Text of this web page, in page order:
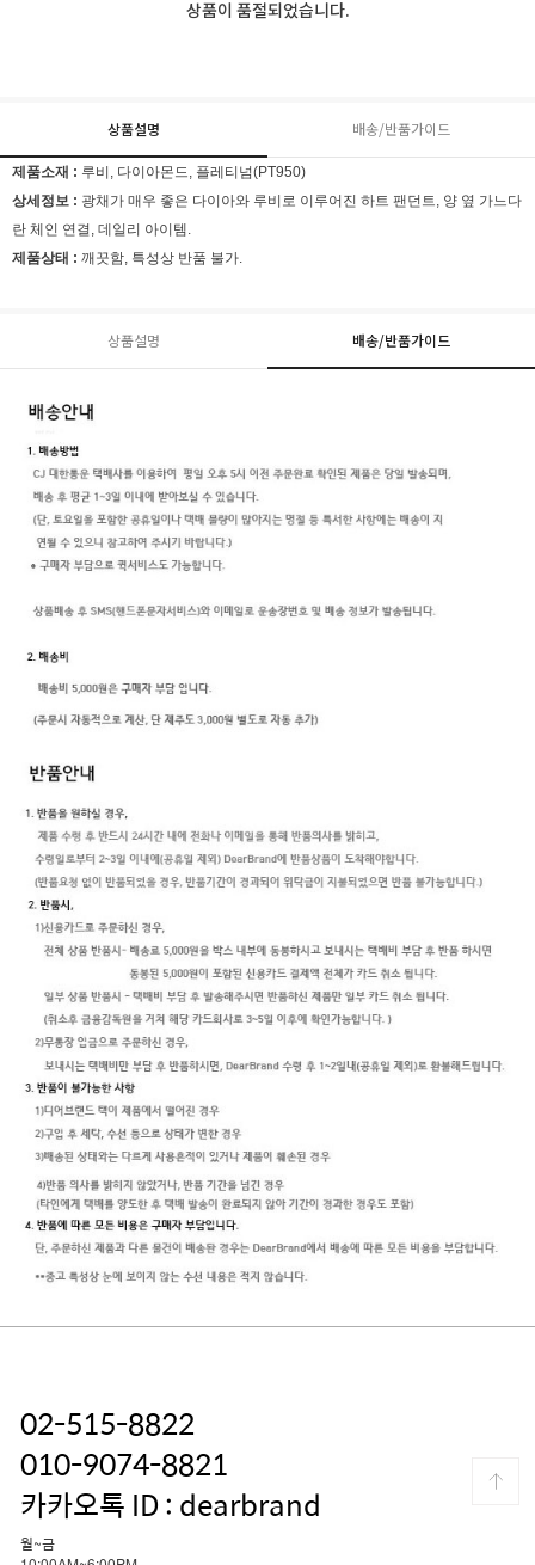
상품이 품절되었습니다.
상품설명 배송/반품가이드
제품소재 : 루비, 다이아몬드, 플레티넘(PT950)
상세정보 : 광채가 매우 좋은 다이아와 루비로 이루어진 하트 팬던트, 양 옆 가느다
란 체인 연결, 데일리 아이템.
제품상태 : 깨끗함, 특성상 반품 불가.
상품설명 배송/반품가이드
02-515-8822
010-9074-8821
카카오톡 ID : dearbrand
월~금